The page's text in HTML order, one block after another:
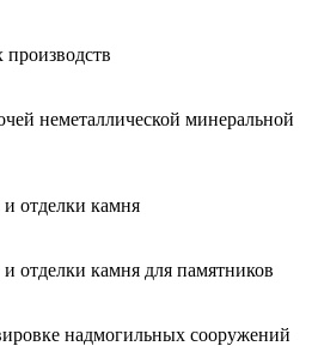
неметаллической минеральной
отделки камня
отделки камня для памятников
надмогильных сооружений